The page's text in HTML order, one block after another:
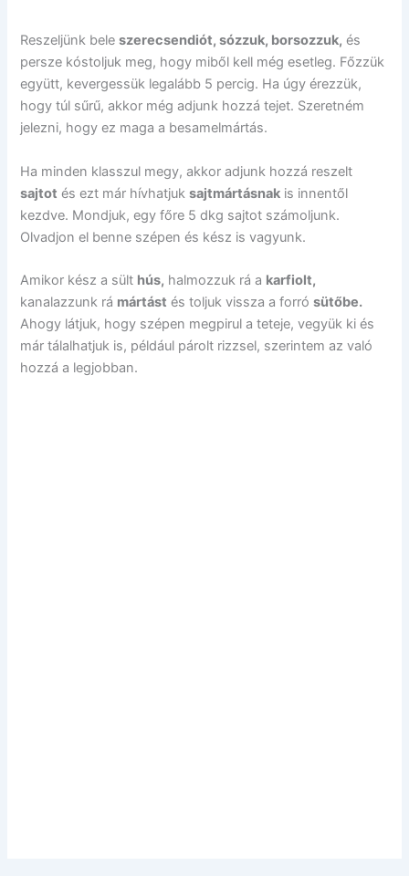
Reszeljünk beleszerecsendiót, sózzuk, borsozzuk, és
persze kóstoljuk meg, hogy miből kell még esetleg. Főzzük
együtt, kevergessük legalább 5 percig. Ha úgy érezzük,
hogy túl sűrű, akkor még adjunk hozzá tejet. Szeretném
jelezni, hogy ez maga a besamelmártás.
Ha minden klasszul megy, akkor adjunk hozzá reszelt
sajtot és ezt már hívhatjuksajtmártásnak is innentől
kezdve. Mondjuk, egy főre 5 dkg sajtot számoljunk.
Olvadjon el benne szépen és kész is vagyunk.
Amikor kész a sült hús, halmozzuk rá a karfiolt,
kanalazzunk rá mártást és toljuk vissza a forrósütőbe.
Ahogy látjuk, hogy szépen megpirul a teteje, vegyük ki és
már tálalhatjuk is, például párolt rizzsel, szerintem az való
hozzá a legjobban.